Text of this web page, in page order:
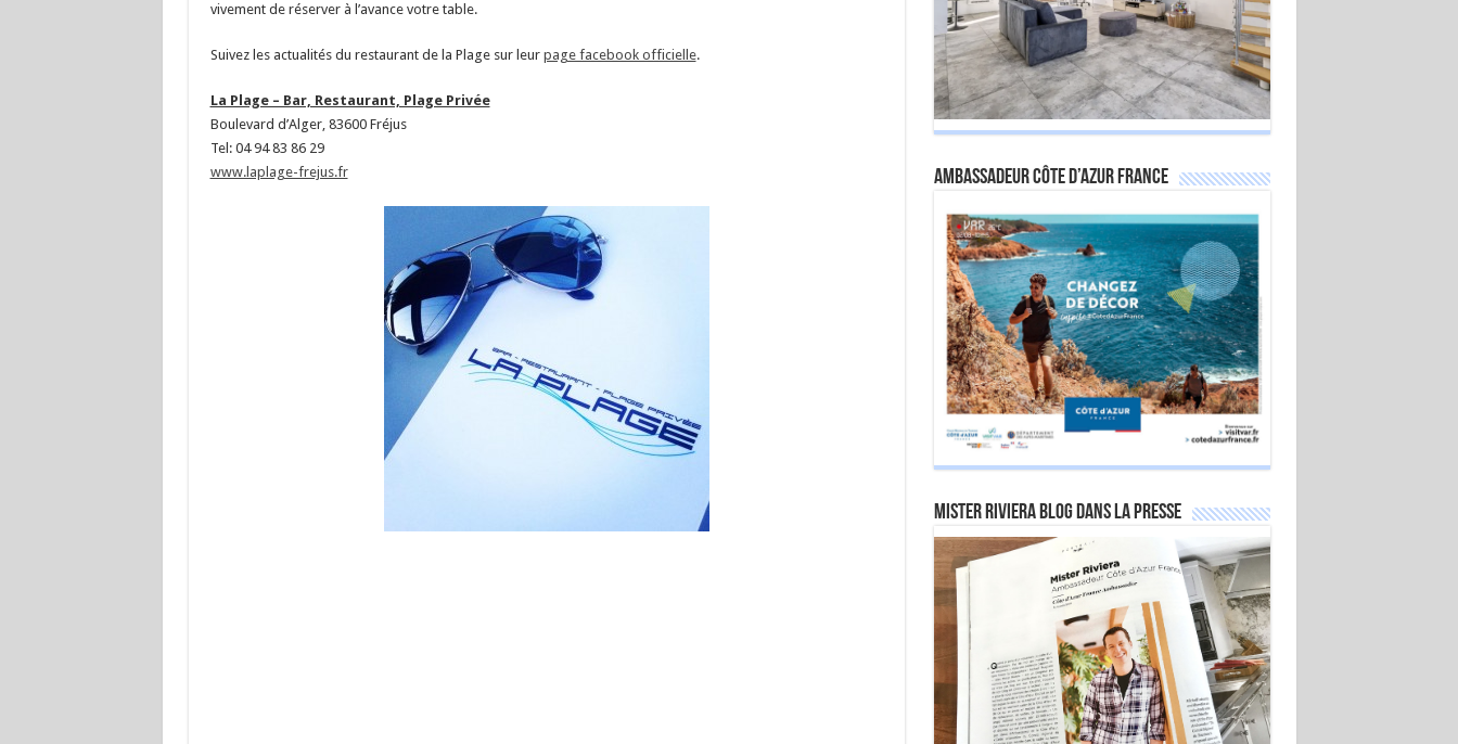
vivement de réserver à l’avance votre table.
Suivez les actualités du restaurant de la Plage sur leur page facebook officielle.
La Plage – Bar, Restaurant, Plage Privée
Boulevard d’Alger, 83600 Fréjus
Tel: 04 94 83 86 29
www.laplage-frejus.fr
Ambassadeur Côte d’Azur France
Mister Riviera Blog dans la Presse